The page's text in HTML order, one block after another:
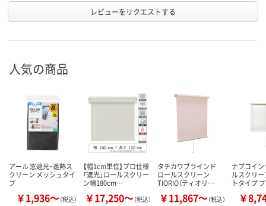
レビューをリクエストする
人気の商品
アール 窓遮光・遮熱ス
クリーン メッシュタイ
プ
￥1,936～（税込）
【幅1cm単位】プロ仕様
「遮光」ロールスクリー
ン幅180cm…
￥17,250～（税込）
タチカワブラインド
ロールスクリーン
TIORIO（ティオリ…
￥11,867～（税込）
ナプコイ
ルスクリ
トタイプ
￥